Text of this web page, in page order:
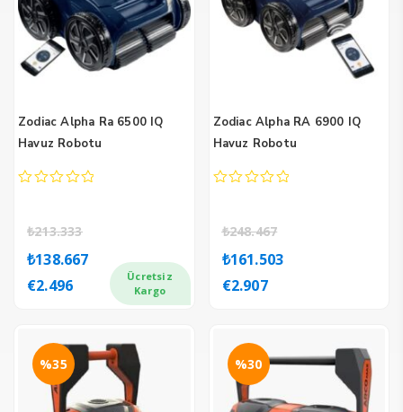
Zodiac Alpha Ra 6500 IQ
Havuz Robotu
₺213.333
Orijinal
fiyat:
₺213.333.
₺138.667Şu
andaki
fiyat:
₺138.667.
€2.496
Ücretsiz
Kargo
Zodiac Alpha RA 6900 IQ
Havuz Robotu
₺248.467
Orijinal
fiyat:
₺248.467.
₺161.503Şu
andaki
€2.907
%35 %30